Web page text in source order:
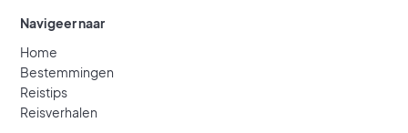
Navigeer naar
Home
Bestemmingen
Reistips
Reisverhalen